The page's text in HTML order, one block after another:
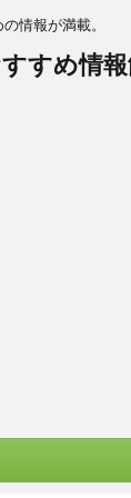
情報が満載。
すめ情